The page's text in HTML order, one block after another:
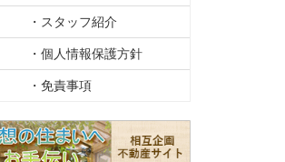
・スタッフ紹介
・個人情報保護方針
・免責事項